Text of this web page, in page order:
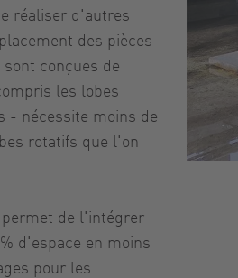
réaliser d'autres
des pièces
conçues de
les lobes
- nécessite moins de
rotatifs que l'on
permet de l'intégrer
d'espace en moins
pour les